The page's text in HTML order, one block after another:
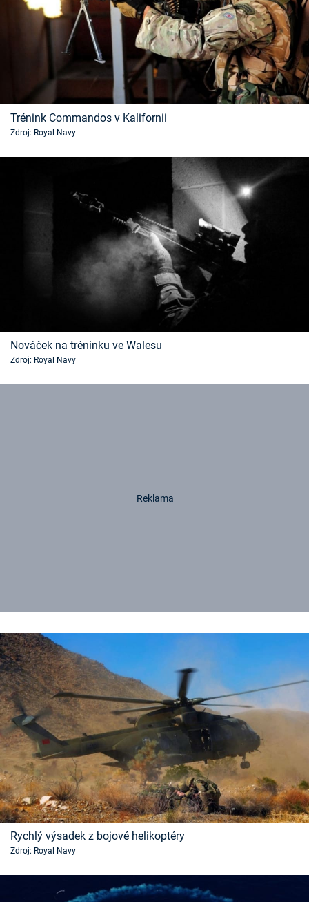
Trénink Commandos v Kalifornii
Zdroj: Royal Navy
Nováček na tréninku ve Walesu
Zdroj: Royal Navy
Rychlý výsadek z bojové helikoptéry
Zdroj: Royal Navy